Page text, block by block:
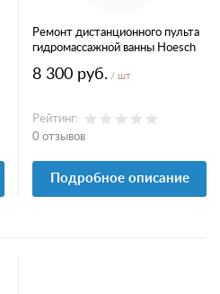
Ремонт дистанционного пульта
гидромассажной ванны Hoesch
8 300 руб. / шт
Рейтинг:
0 отзывов
Подробное описание